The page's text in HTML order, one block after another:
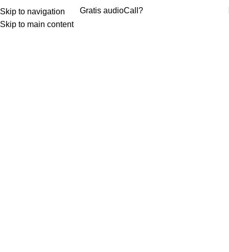
Skip to navigation
Skip to main content
Gratis audioCall?